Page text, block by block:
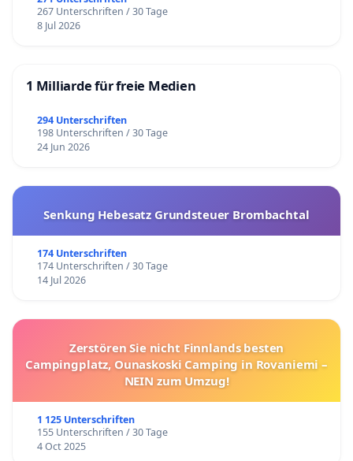
267 Unterschriften / 30 Tage
8 Jul 2026
1 Milliarde für freie Medien
294 Unterschriften
198 Unterschriften / 30 Tage
24 Jun 2026
Senkung Hebesatz Grundsteuer Brombachtal
174 Unterschriften
174 Unterschriften / 30 Tage
14 Jul 2026
Zerstören Sie nicht Finnlands besten
Campingplatz, Ounaskoski Camping in Rovaniemi –
NEIN zum Umzug!
1 125 Unterschriften
155 Unterschriften / 30 Tage
4 Oct 2025